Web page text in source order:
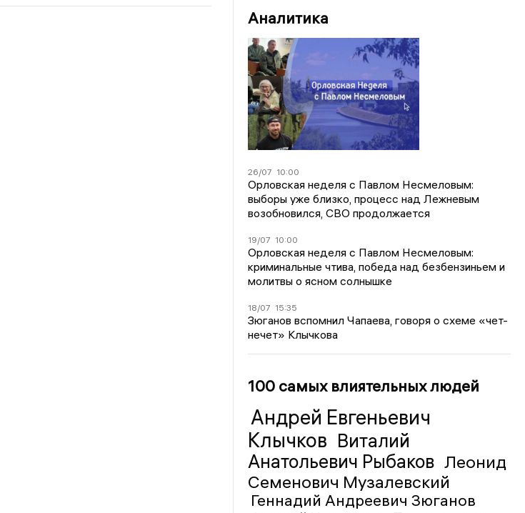
Аналитика
26/07 10:00
Орловская неделя с Павлом Несмеловым:
выборы уже близко, процесс над Лежневым
возобновился, СВО продолжается
19/07 10:00
Орловская неделя с Павлом Несмеловым:
криминальные чтива, победа над безбензиньем и
молитвы о ясном солнышке
18/07 15:35
Зюганов вспомнил Чапаева, говоря о схеме «чет-
нечет» Клычкова
100 самых влиятельных людей
Андрей Евгеньевич
Клычков Виталий
Анатольевич Рыбаков Леонид
Семенович Музалевский
Геннадий Андреевич Зюганов